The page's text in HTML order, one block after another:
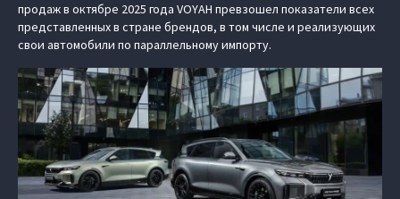
продаж в октябре 2025 года VOYAH превзошел показатели всех
представленных в стране брендов, в том числе и реализующих
свои автомобили по параллельному импорту.